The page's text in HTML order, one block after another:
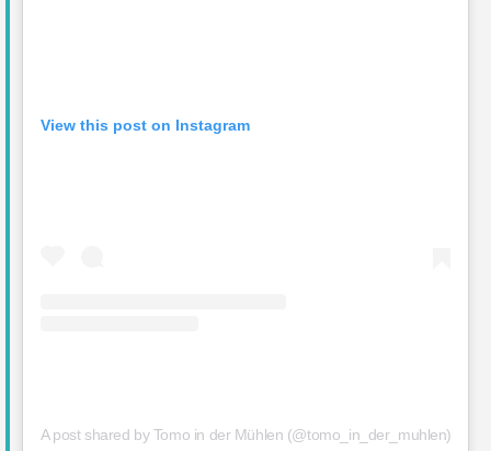
View this post on Instagram
A post shared by Tomo in der Mühlen (@tomo_in_der_muhlen)